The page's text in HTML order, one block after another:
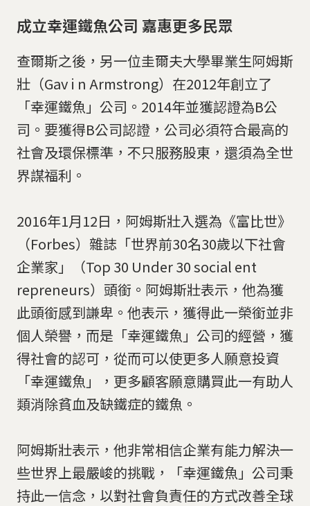
成立幸運鐵魚公司 嘉惠更多民眾
查爾斯之後，另一位圭爾夫大學畢業生阿姆斯
壯（Gav i n Armstrong）在2012年創立了
「幸運鐵魚」公司。2014年並獲認證為B公
司。要獲得B公司認證，公司必須符合最高的
社會及環保標準，不只服務股東，還須為全世
界謀福利。
2016年1月12日，阿姆斯壯入選為《富比世》
（Forbes）雜誌「世界前30名30歲以下社會
企業家」（Top 30 Under 30 social ent
repreneurs）頭銜。阿姆斯壯表示，他為獲
此頭銜感到謙卑。他表示，獲得此一榮銜並非
個人榮譽，而是「幸運鐵魚」公司的經營，獲
得社會的認可，從而可以使更多人願意投資
「幸運鐵魚」，更多顧客願意購買此一有助人
類消除貧血及缺鐵症的鐵魚。
阿姆斯壯表示，他非常相信企業有能力解決一
些世界上最嚴峻的挑戰，「幸運鐵魚」公司秉
持此一信念，以對社會負責任的方式改善全球